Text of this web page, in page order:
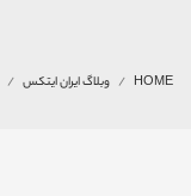
HOME وبلاگ ایران ایتکس